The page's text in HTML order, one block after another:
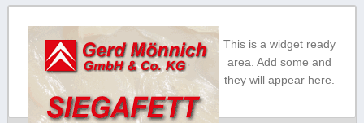
bieten wir Ihnen auch diverse
Accessoires. Überzeugen Sie
sich gerne selber von unseren
einzigartigen Produkten. Seit
1993 sind wir mit unserem
irischen Modegeschäft in
Oldenburg
This is a widget ready
area. Add some and
they will appear here.